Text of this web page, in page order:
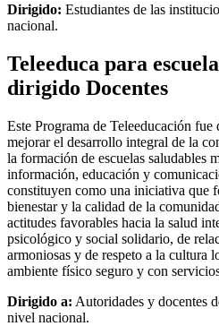
Dirigido: Estudiantes de las
nacional.
Teleeduca para
dirigido Docentes
Este Programa de Teleeducación
mejorar el desarrollo integral de la
la formación de escuelas saludables
información, educación y
constituyen como una iniciativa que
bienestar y la calidad de la
actitudes favorables hacia la salud
psicológico y social solidario, de
armoniosas y de respeto a la cultura
ambiente físico seguro y con
Dirigido a: Autoridades y docentes
nivel nacional.